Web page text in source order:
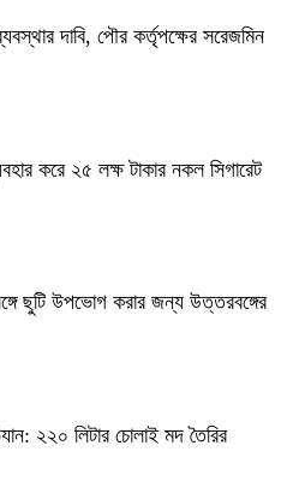
দাবি, পৌর কর্তৃপক্ষের সরেজমিন
করে ২৫ লক্ষ টাকার নকল সিগারেট
ছুটি উপভোগ করার জন্য উত্তরবঙ্গের
২২০ লিটার চোলাই মদ তৈরির